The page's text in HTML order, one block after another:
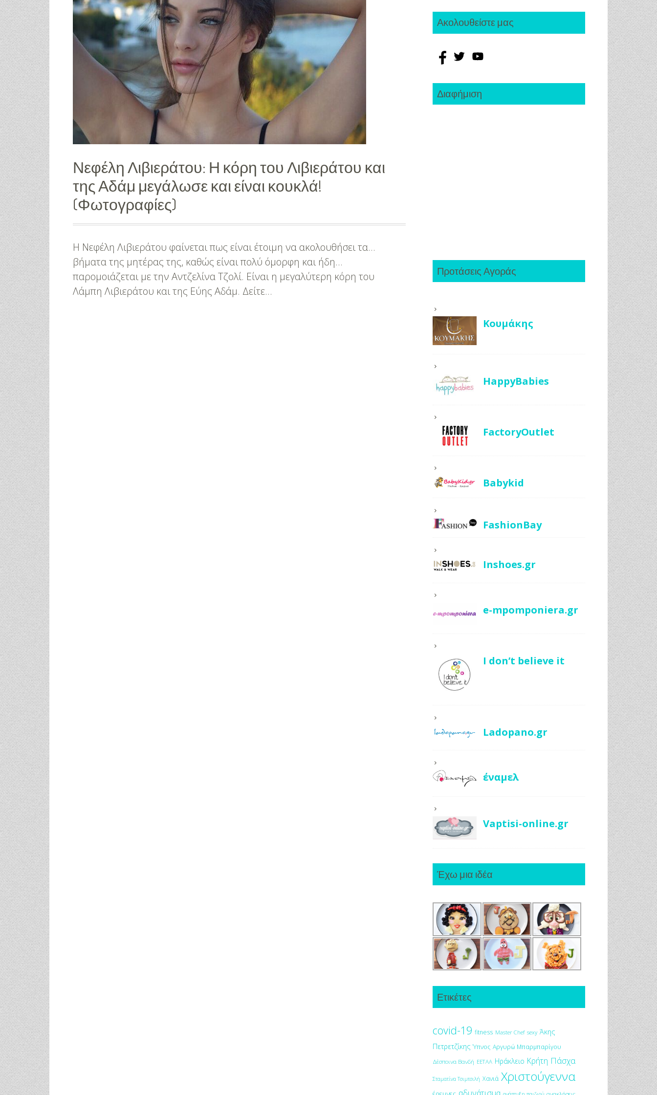
Νεφέλη Λιβιεράτου: Η κόρη του Λιβιεράτου και
της Αδάμ μεγάλωσε και είναι κουκλά!
(Φωτογραφίες)
Η Νεφέλη Λιβιεράτου φαίνεται πως είναι έτοιμη να ακολουθήσει τα…
βήματα της μητέρας της, καθώς είναι πολύ όμορφη και ήδη…
παρομοιάζεται με την Αντζελίνα Τζολί. Είναι η μεγαλύτερη κόρη του
Λάμπη Λιβιεράτου και της Εύης Αδάμ. Δείτε…
Ακολουθείστε μας
Διαφήμιση
Προτάσεις Αγοράς
Κουμάκης
HappyBabies
FactoryOutlet
Babykid
FashionBay
Inshoes.gr
e-mpomponiera.gr
I don’t believe it
Ladopano.gr
έναμελ
Vaptisi-online.gr
Έχω μια ιδέα
Ετικέτες
covid-19 fitness Master Chef sexy Άκης
Πετρετζίκης Ύπνος Αργυρώ Μπαρμπαρίγου
Δέσποινα Βανδή ΕΕΤΑΑ Ηράκλειο Κρήτη Πάσχα
Σταματίνα Τσιμτσιλή Χανιά Χριστούγεννα